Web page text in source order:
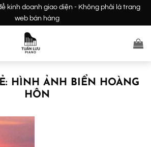
kinh doanh giao diện - Không phải là trang
web bán hàng
HÌNH ẢNH BIỂN HOÀNG
HÔN